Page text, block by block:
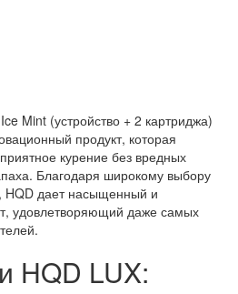
Mint (устройство + 2 картриджа)
продукт, которая
курение без вредных
Благодаря широкому выбору
HQD дает насыщенный и
удовлетворяющий даже самых
HQD LUX: